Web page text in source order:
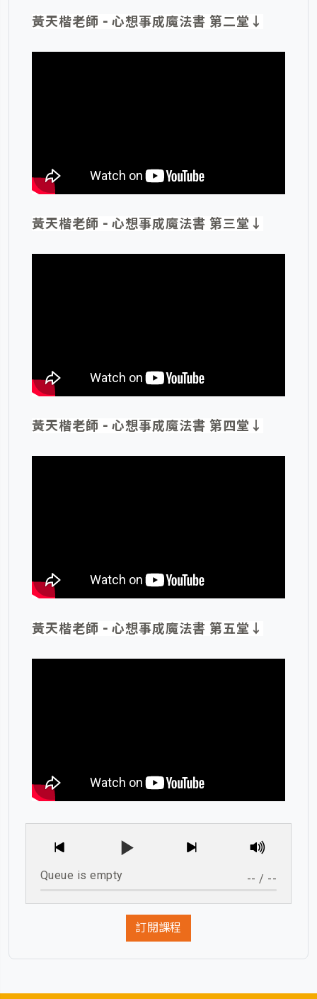
黃天楷老師 - 心想事成魔法書 第二堂↓
黃天楷老師 - 心想事成魔法書 第三堂↓
黃天楷老師 - 心想事成魔法書 第四堂↓
黃天楷老師 - 心想事成魔法書 第五堂↓
Queue is empty -- / --
訂閱課程